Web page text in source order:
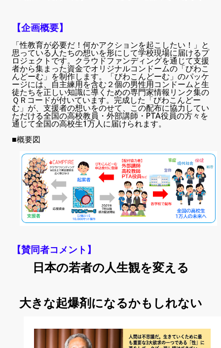
【企画概要】
「性教育が必要だ！何かアクションを起こしたい！」と
思っている人たちの想いを形にして学校現場に届けるプ
ロジェクトです。クラウドファンディングを通じて支援
者から集まった資金でオリジナルコンドームの「びわこ
んどーむ」を制作します。「びわこんどーむ」のパッケ
ージには、自主練用を含む２個の男性用コンドームと生
徒たちを正しい知識に導くための専門家情報リンク集の
ＱＲコードが付いています。完成した「びわこんどー
む」が、支援者の想いをのせて、この配布に協力してい
ただける全国の高校教員・外部講師・PTA役員の方々を
通じて全国の高校生1万人に届けられます。
■概要図
【賛同者コメント】
日本の若者の人生観を変える
大きな起爆剤になるかもしれない